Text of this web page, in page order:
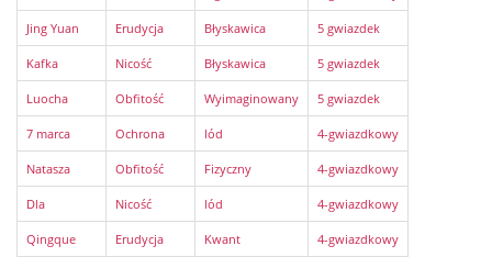
Jing Yuan Erudycja Błyskawica 5 gwiazdek
Kafka Nicość Błyskawica 5 gwiazdek
Luocha Obfitość Wyimaginowany 5 gwiazdek
7 marca Ochrona lód 4-gwiazdkowy
Natasza Obfitość Fizyczny 4-gwiazdkowy
Dla Nicość lód 4-gwiazdkowy
Qingque Erudycja Kwant 4-gwiazdkowy